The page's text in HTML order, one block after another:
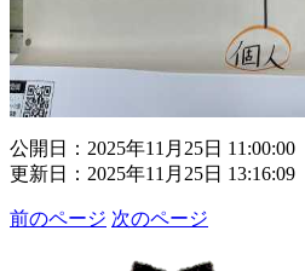
公開日：2025年11月25日 11:00:00
更新日：2025年11月25日 13:16:09
前のページ 次のページ